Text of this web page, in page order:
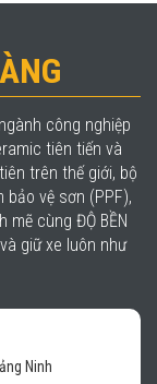
công nghiệp
tiên tiến và
trên thế giới, bộ
bảo vệ sơn (PPF),
mẽ cùng ĐỘ BỀN
giữ xe luôn như
Ninh